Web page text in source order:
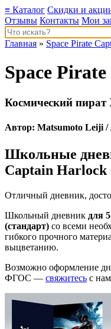
≡ Каталог Скидки и
Отзывы Контакты Мои
Главная » Space Pirate
Space
Космический пират
Автор: Matsumoto Leiji /
Школьные
Captain Harlock
Отличный дневник,
Школьный дневник для
(стандарт) со всеми
гибкого прочного
выцветанию.
Возможно оформление
ФГОС — свяжитесь с